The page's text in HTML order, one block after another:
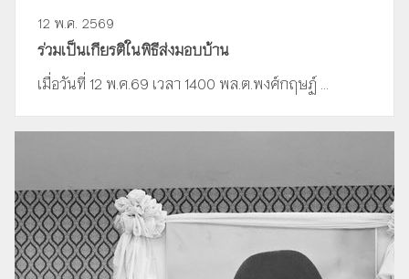
12 พ.ค. 2569
ร่วมเป็นเกียรติในพิธีส่งมอบบ้าน
เมื่อวันที่ 12 พ.ค.69 เวลา 1400 พล.ต.พงศ์กฤษฏ์ ...